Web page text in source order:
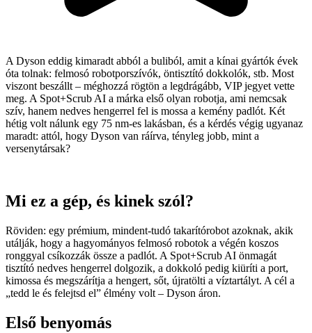
A Dyson eddig kimaradt abból a buliból, amit a kínai gyártók évek
óta tolnak: felmosó robotporszívók, öntisztító dokkolók, stb. Most
viszont beszállt – méghozzá rögtön a legdrágább, VIP jegyet vette
meg. A Spot+Scrub AI a márka első olyan robotja, ami nemcsak
szív, hanem nedves hengerrel fel is mossa a kemény padlót. Két
hétig volt nálunk egy 75 nm-es lakásban, és a kérdés végig ugyanaz
maradt: attól, hogy Dyson van ráírva, tényleg jobb, mint a
versenytársak?
Mi ez a gép, és kinek szól?
Röviden: egy prémium, mindent-tudó takarítórobot azoknak, akik
utálják, hogy a hagyományos felmosó robotok a végén koszos
ronggyal csíkozzák össze a padlót. A Spot+Scrub AI önmagát
tisztító nedves hengerrel dolgozik, a dokkoló pedig kiüríti a port,
kimossa és megszárítja a hengert, sőt, újratölti a víztartályt. A cél a
„tedd le és felejtsd el” élmény volt – Dyson áron.
Első benyomás